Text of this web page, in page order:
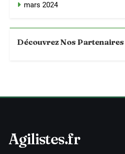
mars 2024
Découvrez Nos Partenaires
Agilistes.fr